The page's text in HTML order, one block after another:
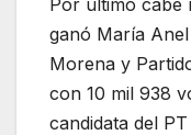
ganó María
Morena y
con 10 mil 938
candidata del